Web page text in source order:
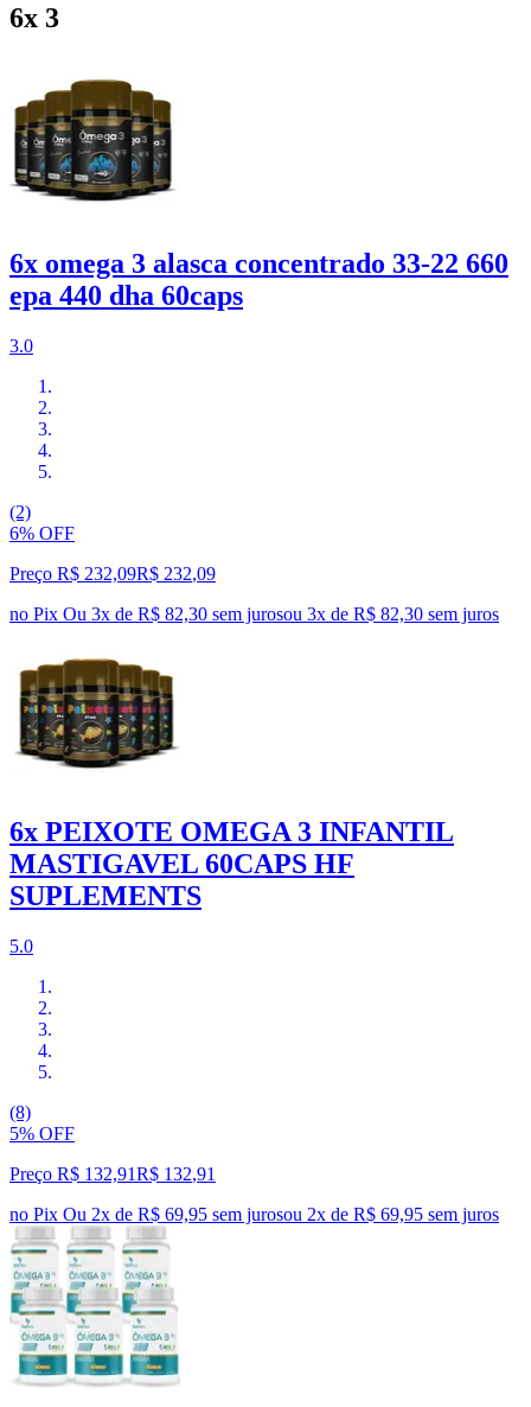
6x 3
6x omega 3 alasca concentrado 33-22 660
epa 440 dha 60caps
3.0
(2)
6% OFF
Preço R$ 232,09R$ 232,09
no Pix Ou 3x de R$ 82,30 sem jurosou 3x de R$ 82,30 sem juros
6x PEIXOTE OMEGA 3 INFANTIL
MASTIGAVEL 60CAPS HF
SUPLEMENTS
5.0
(8)
5% OFF
Preço R$ 132,91R$ 132,91
no Pix Ou 2x de R$ 69,95 sem jurosou 2x de R$ 69,95 sem juros